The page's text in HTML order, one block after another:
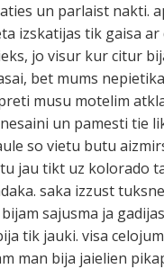
un parlaist nakti.
izskatijas tik gaisa
jo visur kur citur
bet mums
musu motelim
un pamesti tie
so vietu butu
jau tikt uz kolorado
saka izzust
bijam sajusma ja
tik jauki. visa
man bija jaielien